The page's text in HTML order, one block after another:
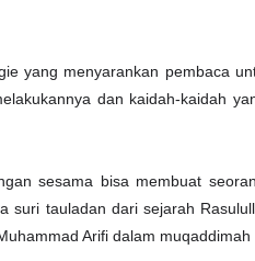
yang menyarankan pembaca
dan kaidah-kaidah
sesama bisa membuat
suri tauladan dari sejarah
Arifi dalam muqaddimah